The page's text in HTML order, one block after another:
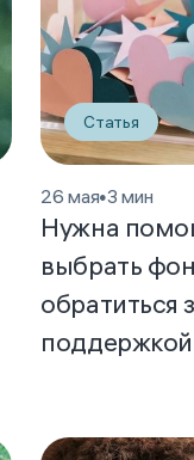
Статья
26 мая•3 мин
Нужна
выбрать
обратиться
поддержкой